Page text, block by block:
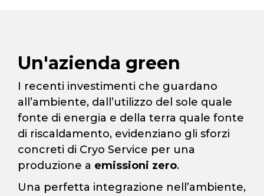
Un'azienda green
I recenti investimenti che guardano
all’ambiente, dall’utilizzo del sole quale
fonte di energia e della terra quale fonte
di riscaldamento, evidenziano gli sforzi
concreti di Cryo Service per una
produzione a emissioni zero.
Una perfetta integrazione nell’ambiente,